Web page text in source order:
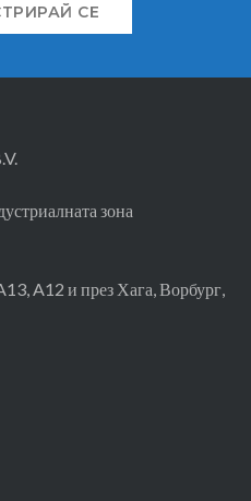
СЕ
зона
A12 и през Хага, Ворбург,